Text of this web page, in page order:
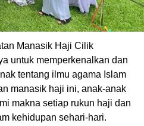
Manasik Haji Cilik
untuk memperkenalkan dan
tentang ilmu agama Islam
manasik haji ini, anak-anak
makna setiap rukun haji dan
kehidupan sehari-hari.